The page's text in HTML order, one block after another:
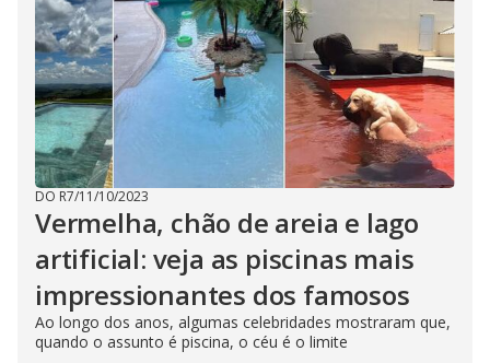
DO R7/11/10/2023
Vermelha, chão de areia e lago
artificial: veja as piscinas mais
impressionantes dos famosos
Ao longo dos anos, algumas celebridades mostraram que,
quando o assunto é piscina, o céu é o limite